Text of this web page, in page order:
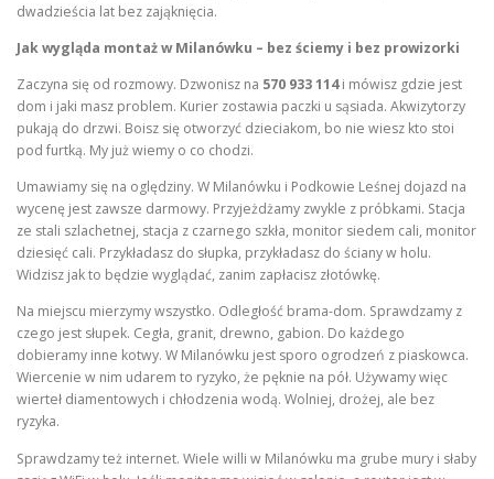
dwadzieścia lat bez zająknięcia.
Jak wygląda montaż w Milanówku – bez ściemy i bez prowizorki
Zaczyna się od rozmowy. Dzwonisz na 570 933 114i mówisz gdzie jest
dom i jaki masz problem. Kurier zostawia paczki u sąsiada. Akwizytorzy
pukają do drzwi. Boisz się otworzyć dzieciakom, bo nie wiesz kto stoi
pod furtką. My już wiemy o co chodzi.
Umawiamy się na oględziny. W Milanówku i Podkowie Leśnej dojazd na
wycenę jest zawsze darmowy. Przyjeżdżamy zwykle z próbkami. Stacja
ze stali szlachetnej, stacja z czarnego szkła, monitor siedem cali, monitor
dziesięć cali. Przykładasz do słupka, przykładasz do ściany w holu.
Widzisz jak to będzie wyglądać, zanim zapłacisz złotówkę.
Na miejscu mierzymy wszystko. Odległość brama-dom. Sprawdzamy z
czego jest słupek. Cegła, granit, drewno, gabion. Do każdego
dobieramy inne kotwy. W Milanówku jest sporo ogrodzeń z piaskowca.
Wiercenie w nim udarem to ryzyko, że pęknie na pół. Używamy więc
wierteł diamentowych i chłodzenia wodą. Wolniej, drożej, ale bez
ryzyka.
Sprawdzamy też internet. Wiele willi w Milanówku ma grube mury i słaby